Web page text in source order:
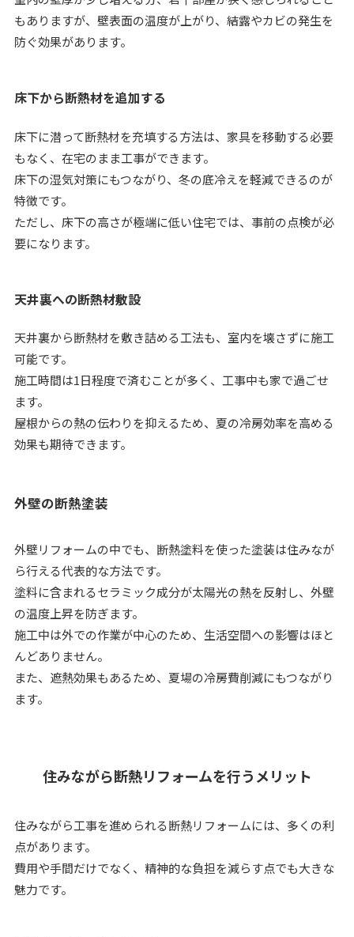
もありますが、壁表面の温度が上がり、結露やカビの発生を
防ぐ効果があります。
床下から断熱材を追加する
床下に潜って断熱材を充填する方法は、家具を移動する必要
もなく、在宅のまま工事ができます。
床下の湿気対策にもつながり、冬の底冷えを軽減できるのが
特徴です。
ただし、床下の高さが極端に低い住宅では、事前の点検が必
要になります。
天井裏への断熱材敷設
天井裏から断熱材を敷き詰める工法も、室内を壊さずに施工
可能です。
施工時間は1日程度で済むことが多く、工事中も家で過ごせ
ます。
屋根からの熱の伝わりを抑えるため、夏の冷房効率を高める
効果も期待できます。
外壁の断熱塗装
外壁リフォームの中でも、断熱塗料を使った塗装は住みなが
ら行える代表的な方法です。
塗料に含まれるセラミック成分が太陽光の熱を反射し、外壁
の温度上昇を防ぎます。
施工中は外での作業が中心のため、生活空間への影響はほと
んどありません。
また、遮熱効果もあるため、夏場の冷房費削減にもつながり
ます。
住みながら断熱リフォームを行うメリット
住みながら工事を進められる断熱リフォームには、多くの利
点があります。
費用や手間だけでなく、精神的な負担を減らす点でも大きな
魅力です。